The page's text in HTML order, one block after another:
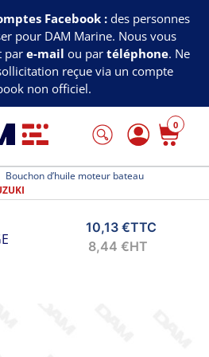
Facebook : des personnes
pour DAM Marine. Nous vous
pare-mail ou par téléphone. Ne
reçue via un compte
non officiel.
0
Bouchon d’huile moteur bateau
10,13 €TTC
8,44 €HT